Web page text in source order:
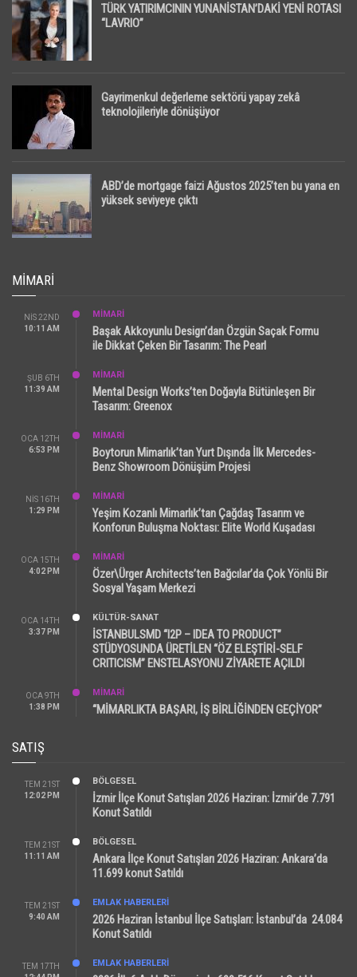
TÜRK YATIRIMCININ YUNANİSTAN’DAKİ YENİ ROTASI
“LAVRIO”
Gayrimenkul değerleme sektörü yapay zekâ
teknolojileriyle dönüşüyor
ABD’de mortgage faizi Ağustos 2025’ten bu yana en
yüksek seviyeye çıktı
MIMARI
NIS 22ND
10:11 AM
MİMARİ
Başak Akkoyunlu Design’dan Özgün Saçak Formu
ile Dikkat Çeken Bir Tasarım: The Pearl
ŞUB 6TH
11:39 AM
MİMARİ
Mental Design Works’ten Doğayla Bütünleşen Bir
Tasarım: Greenox
OCA 12TH
6:53 PM
MİMARİ
Boytorun Mimarlık’tan Yurt Dışında İlk Mercedes-
Benz Showroom Dönüşüm Projesi
NIS 16TH
1:29 PM
MİMARİ
Yeşim Kozanlı Mimarlık’tan Çağdaş Tasarım ve
Konforun Buluşma Noktası: Elite World Kuşadası
OCA 15TH
4:02 PM
MİMARİ
Özer\Ürger Architects’ten Bağcılar’da Çok Yönlü Bir
Sosyal Yaşam Merkezi
OCA 14TH
3:37 PM
KÜLTÜR-SANAT
İSTANBULSMD “I2P – IDEA TO PRODUCT”
STÜDYOSUNDA ÜRETİLEN “ÖZ ELEŞTİRİ-SELF
CRITICISM” ENSTELASYONU ZİYARETE AÇILDI
OCA 9TH
1:38 PM
MİMARİ
“MİMARLIKTA BAŞARI, İŞ BİRLİĞİNDEN GEÇİYOR”
SATIŞ
TEM 21ST
12:02 PM
BÖLGESEL
İzmir İlçe Konut Satışları 2026 Haziran: İzmir’de 7.791
Konut Satıldı
TEM 21ST
11:11 AM
BÖLGESEL
Ankara İlçe Konut Satışları 2026 Haziran: Ankara’da
11.699 konut Satıldı
TEM 21ST
9:40 AM
EMLAK HABERLERI
2026 Haziran İstanbul İlçe Satışları: İstanbul’da 24.084
Konut Satıldı
TEM 17TH
EMLAK HABERLERI